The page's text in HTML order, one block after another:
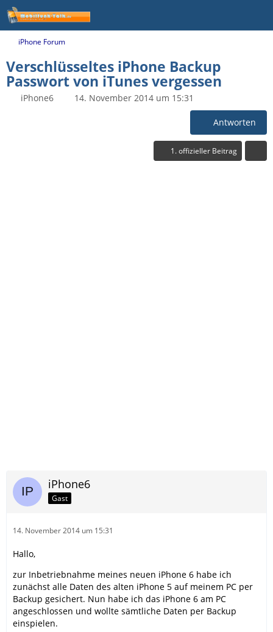
iPhone Forum
Verschlüsseltes iPhone Backup
Passwort von iTunes vergessen
iPhone6 14. November 2014 um 15:31
Antworten
1. offizieller Beitrag
iPhone6
Gast
14. November 2014 um 15:31
Hallo,
zur Inbetriebnahme meines neuen iPhone 6 habe ich
zunächst alle Daten des alten iPhone 5 auf meinem PC per
Backup gesichert. Nun habe ich das iPhone 6 am PC
angeschlossen und wollte sämtliche Daten per Backup
einspielen.